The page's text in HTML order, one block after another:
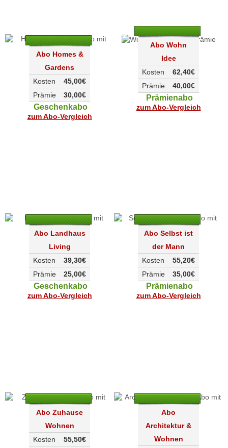
Abo Homes &
Gardens
45,00€
Kosten
30,00€
Prämie
Geschenkabo
zum Abo-Vergleich
Abo Wohn
Idee
62,40€
Kosten
40,00€
Prämie
Prämienabo
zum Abo-Vergleich
Abo Landhaus
Living
39,30€
Kosten
25,00€
Prämie
Geschenkabo
zum Abo-Vergleich
Abo Selbst ist
der Mann
55,20€
Kosten
35,00€
Prämie
Prämienabo
zum Abo-Vergleich
Abo Zuhause
Wohnen
55,50€
Kosten
Abo
Architektur &
Wohnen